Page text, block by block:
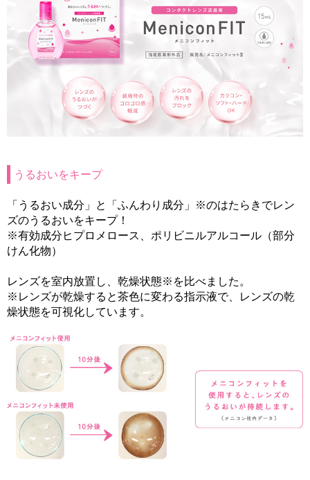
うるおいをキープ
「うるおい成分」と「ふんわり成分」※のはたらきでレン
ズのうるおいをキープ！
※有効成分ヒプロメロース、ポリビニルアルコール（部分
けん化物）
レンズを室内放置し、乾燥状態※を比べました。
※レンズが乾燥すると茶色に変わる指示液で、レンズの乾
燥状態を可視化しています。